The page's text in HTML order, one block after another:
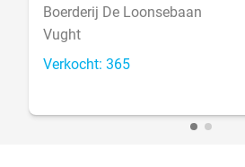
Boerderij De Loonsebaan
Vught
Verkocht: 365